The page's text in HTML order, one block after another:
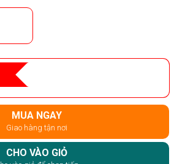
MUA NGAY
Giao hàng tận nơi
CHO VÀO GIỎ